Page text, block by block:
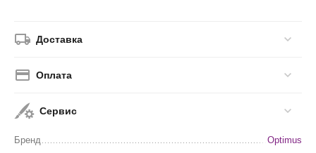
Доставка
Оплата
Сервис
Бренд Optimus